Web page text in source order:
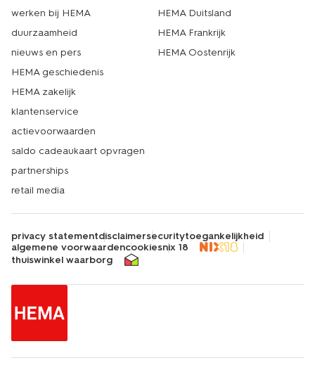
werken bij HEMA
duurzaamheid
nieuws en pers
HEMA geschiedenis
HEMA zakelijk
klantenservice
actievoorwaarden
saldo cadeaukaart opvragen
partnerships
retail media
HEMA Duitsland
HEMA Frankrijk
HEMA Oostenrijk
privacy statementdisclaimersecuritytoegankelijkheid
algemene voorwaardencookiesnix 18
thuiswinkel waarborg